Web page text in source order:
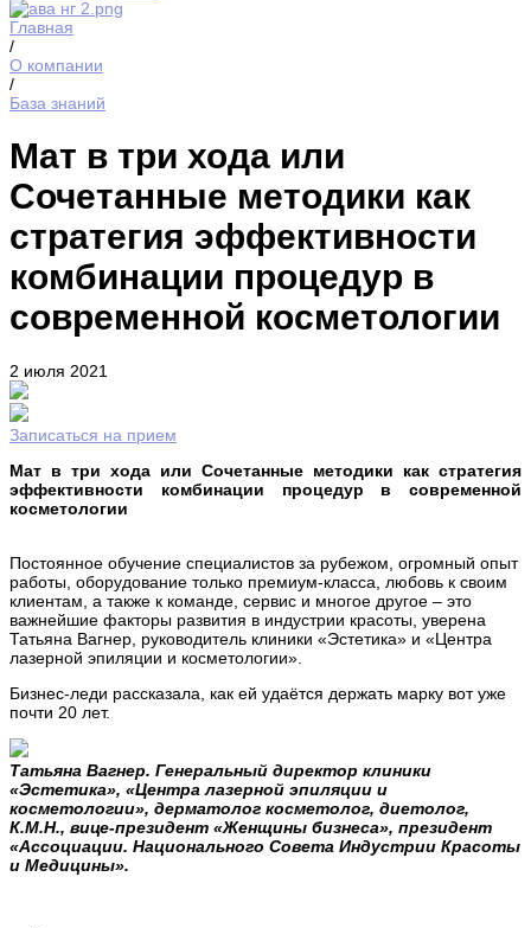
Главная
/
О компании
/
База знаний
Мат в три хода или
Сочетанные методики как
стратегия эффективности
комбинации процедур в
современной косметологии
2 июля 2021
Записаться на прием
Мат в три хода или Сочетанные методики как стратегия
эффективности комбинации процедур в современной
косметологии
Постоянное обучение специалистов за рубежом, огромный опыт
работы, оборудование только премиум-класса, любовь к своим
клиентам, а также к команде, сервис и многое другое – это
важнейшие факторы развития в индустрии красоты, уверена
Татьяна Вагнер, руководитель клиники «Эстетика» и «Центра
лазерной эпиляции и косметологии».
Бизнес-леди рассказала, как ей удаётся держать марку вот уже
почти 20 лет.
Татьяна Вагнер. Генеральный директор клиники
«Эстетика», «Центра лазерной эпиляции и
косметологии», дерматолог косметолог, диетолог,
К.М.Н., вице-президент «Женщины бизнеса», президент
«Ассоциации. Национального Совета Индустрии Красоты
и Медицины».